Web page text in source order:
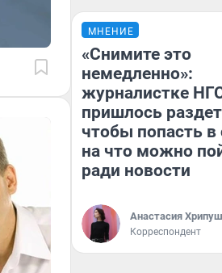
МНЕНИЕ
«Снимите это
немедленно»:
журналистке
пришлось
чтобы попасть в
на что можно
ради новости
Анастасия
Корреспондент